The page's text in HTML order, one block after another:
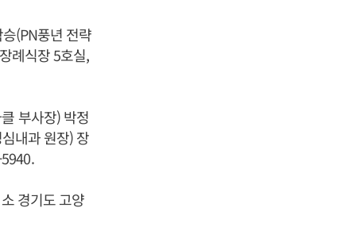
(PN풍년 전략
례식장 5호실,
부사장) 박정
내과 원장) 장
경기도 고양